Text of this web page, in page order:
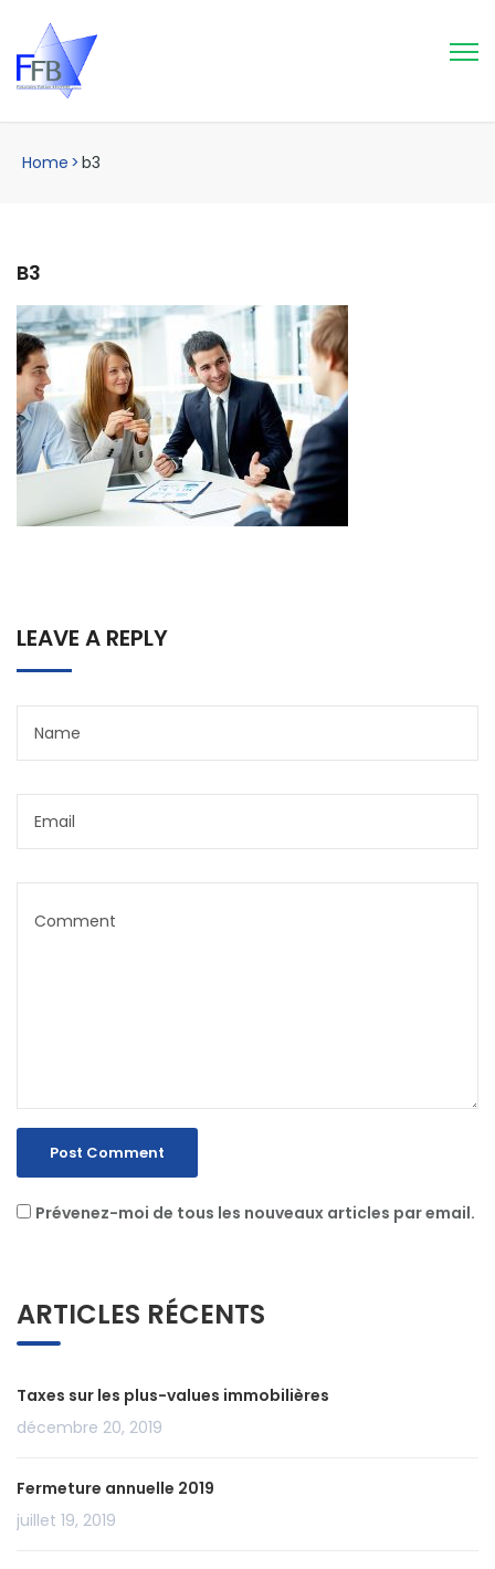
Home > b3
B3
LEAVE A REPLY
Prévenez-moi de tous les nouveaux articles par email.
ARTICLES RÉCENTS
Taxes sur les plus-values immobilières
décembre 20, 2019
Fermeture annuelle 2019
juillet 19, 2019